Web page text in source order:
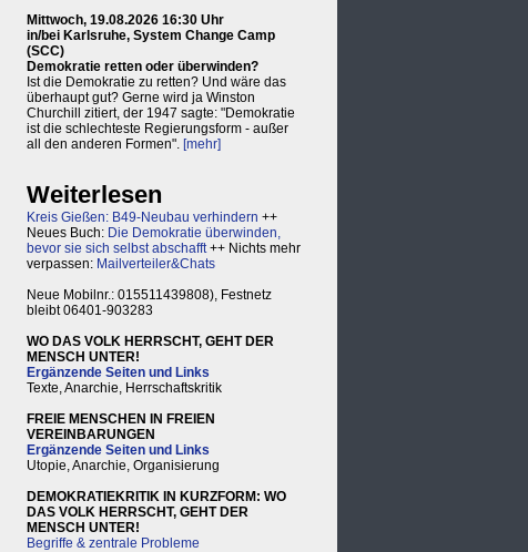
Mittwoch, 19.08.2026 16:30 Uhr
in/bei Karlsruhe, System Change Camp
(SCC)
Demokratie retten oder überwinden?
Ist die Demokratie zu retten? Und wäre das
überhaupt gut? Gerne wird ja Winston
Churchill zitiert, der 1947 sagte: "Demokratie
ist die schlechteste Regierungsform - außer
all den anderen Formen". [mehr]
Weiterlesen
Kreis Gießen: B49-Neubau verhindern ++
Neues Buch: Die Demokratie überwinden,
bevor sie sich selbst abschafft++ Nichts mehr
verpassen: Mailverteiler&Chats
Neue Mobilnr.: 015511439808), Festnetz
bleibt 06401-903283
WO DAS VOLK HERRSCHT, GEHT DER
MENSCH UNTER!
Ergänzende Seiten und Links
Texte, Anarchie, Herrschaftskritik
FREIE MENSCHEN IN FREIEN
VEREINBARUNGEN
Ergänzende Seiten und Links
Utopie, Anarchie, Organisierung
DEMOKRATIEKRITIK IN KURZFORM: WO
DAS VOLK HERRSCHT, GEHT DER
MENSCH UNTER!
Begriffe & zentrale Probleme